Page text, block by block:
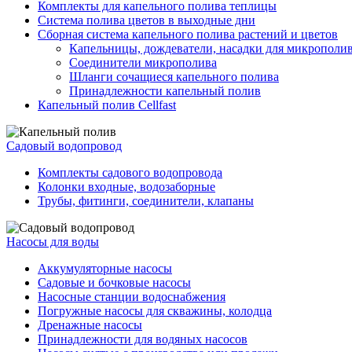
Комплекты для капельного полива теплицы
Система полива цветов в выходные дни
Сборная система капельного полива растений и цветов
Капельницы, дождеватели, насадки для
Соединители микрополива
Шланги сочащиеся капельного полива
Принадлежности капельный полив
Капельный полив Cellfast
Садовый водопровод
Комплекты садового водопровода
Колонки входные, водозаборные
Трубы, фитинги, соединители, клапаны
Насосы для воды
Аккумуляторные насосы
Садовые и бочковые насосы
Насосные станции водоснабжения
Погружные насосы для скважины, колодца
Дренажные насосы
Принадлежности для водяных насосов